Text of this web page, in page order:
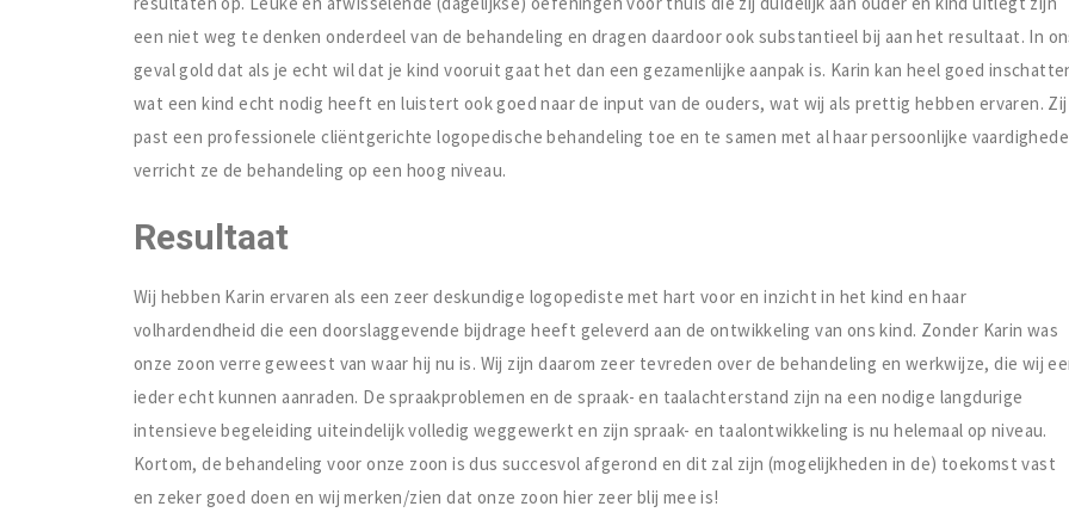
een niet weg te denken onderdeel van de behandeling en dragen daardoor ook substantieel bij aan het resultaat. In
geval gold dat als je echt wil dat je kind vooruit gaat het dan een gezamenlijke aanpak is. Karin kan heel goed
wat een kind echt nodig heeft en luistert ook goed naar de input van de ouders, wat wij als prettig hebben ervaren. Zij
past een professionele cliëntgerichte logopedische behandeling toe en te samen met al haar persoonlijke
verricht ze de behandeling op een hoog niveau.
Resultaat
Wij hebben Karin ervaren als een zeer deskundige logopediste met hart voor en inzicht in het kind en haar
volhardendheid die een doorslaggevende bijdrage heeft geleverd aan de ontwikkeling van ons kind. Zonder Karin was
onze zoon verre geweest van waar hij nu is. Wij zijn daarom zeer tevreden over de behandeling en werkwijze, die wij
ieder echt kunnen aanraden. De spraakproblemen en de spraak- en taalachterstand zijn na een nodige langdurige
intensieve begeleiding uiteindelijk volledig weggewerkt en zijn spraak- en taalontwikkeling is nu helemaal op niveau.
Kortom, de behandeling voor onze zoon is dus succesvol afgerond en dit zal zijn (mogelijkheden in de) toekomst vast
en zeker goed doen en wij merken/zien dat onze zoon hier zeer blij mee is!